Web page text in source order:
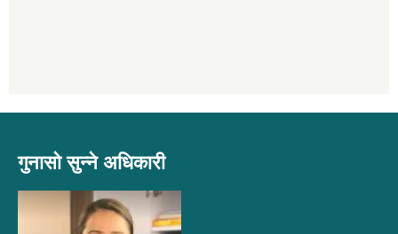
गुनासो सुन्ने अधिकारी